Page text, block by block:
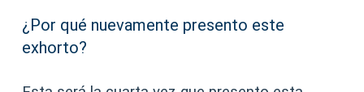
¿Por qué nuevamente presento este
exhorto?